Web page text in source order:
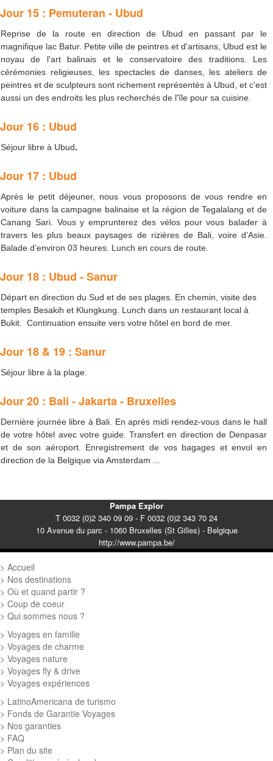
Jour 15 : Pemuteran - Ubud
Reprise de la route en direction de Ubud en passant par le
magnifique lac Batur. Petite ville de peintres et d'artisans, Ubud est le
noyau de l'art balinais et le conservatoire des traditions. Les
cérémonies religieuses, les spectacles de danses, les ateliers de
peintres et de sculpteurs sont richement représentés à Ubud, et c'est
aussi un des endroits les plus recherchés de l'île pour sa cuisine.
Jour 16 : Ubud
Séjour libre à Ubud.
Jour 17 : Ubud
Après le petit déjeuner, nous vous proposons de vous rendre en
voiture dans la campagne balinaise et la région de Tegalalang et de
Canang Sari. Vous y emprunterez des vélos pour vous balader à
travers les plus beaux paysages de rizières de Bali, voire d’Asie.
Balade d’environ 03 heures. Lunch en cours de route.
Jour 18 : Ubud - Sanur
Départ en direction du Sud et de ses plages. En chemin, visite des
temples Besakih et Klungkung. Lunch dans un restaurant local à
Bukit. Continuation ensuite vers votre hôtel en bord de mer.
Jour 18 & 19 : Sanur
Séjour libre à la plage.
Jour 20 : Bali - Jakarta - Bruxelles
Dernière journée libre à Bali. En après midi rendez-vous dans le hall
de votre hôtel avec votre guide. Transfert en direction de Denpasar
et de son aéroport. Enregistrement de vos bagages et envol en
direction de la Belgique via Amsterdam ...
Pampa Explor
T 0032 (0)2 340 09 09 - F 0032 (0)2 343 70 24
10 Avenue du parc - 1060 Bruxelles (St Gilles) - Belgique
http://www.pampa.be/
Accueil
Nos destinations
Où et quand partir ?
Coup de coeur
Qui sommes nous ?
Voyages en famille
Voyages de charme
Voyages nature
Voyages fly & drive
Voyages expériences
LatinoAmericana de turismo
Fonds de Garantie Voyages
Nos garanties
FAQ
Plan du site